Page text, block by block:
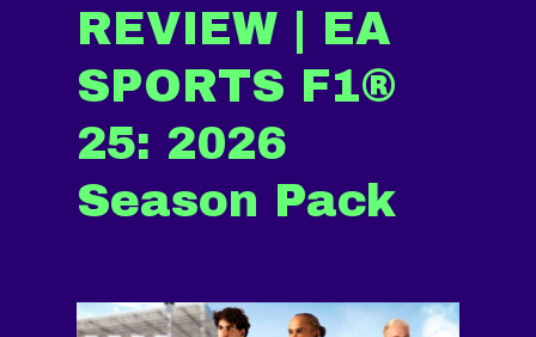
REVIEW | EA
SPORTS F1®
25: 2026
Season Pack